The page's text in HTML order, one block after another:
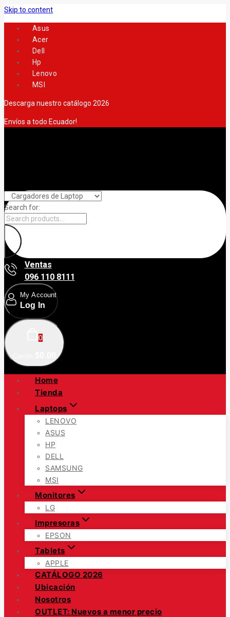
Skip to content
Asus
Acer
Dell
Hp
Lenovo
MSI
Descarga nuestro catálogo 2026
Envíos a todo Ecuador!
Search for:
Ventas
096 110 8111
My Account
Log In
0
Home
Tienda
Laptops
LENOVO
ASUS
HP
DELL
SAMSUNG
MSI
Monitores
LG
Impresoras
EPSON
Tablets
APPLE
CATÁLOGO 2026
Ubicación
Nosotros
OUTLET: Nuevos a menor precio